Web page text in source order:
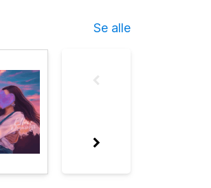
Se alle